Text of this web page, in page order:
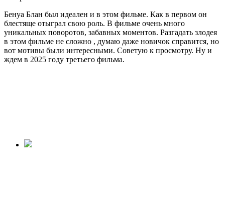
Бенуа Блан был идеален и в этом фильме. Как в первом он
блестяще отыграл свою роль. В фильме очень много
уникальных поворотов, забавных моментов. Разгадать злодея
в этом фильме не сложно , думаю даже новичок справится, но
вот мотивы были интересными. Советую к просмотру. Ну и
ждем в 2025 году третьего фильма.